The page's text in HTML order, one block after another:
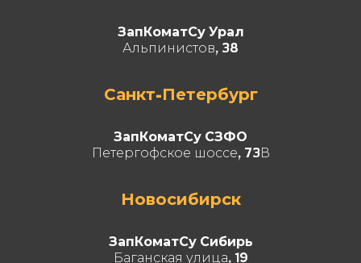
ЗапКоматСу Урал
Альпинистов, 38
Санкт-Петербург
ЗапКоматСу СЗФО
Петергофское шоссе, 73В
Новосибирск
ЗапКоматСу Сибирь
Баганская улица, 19